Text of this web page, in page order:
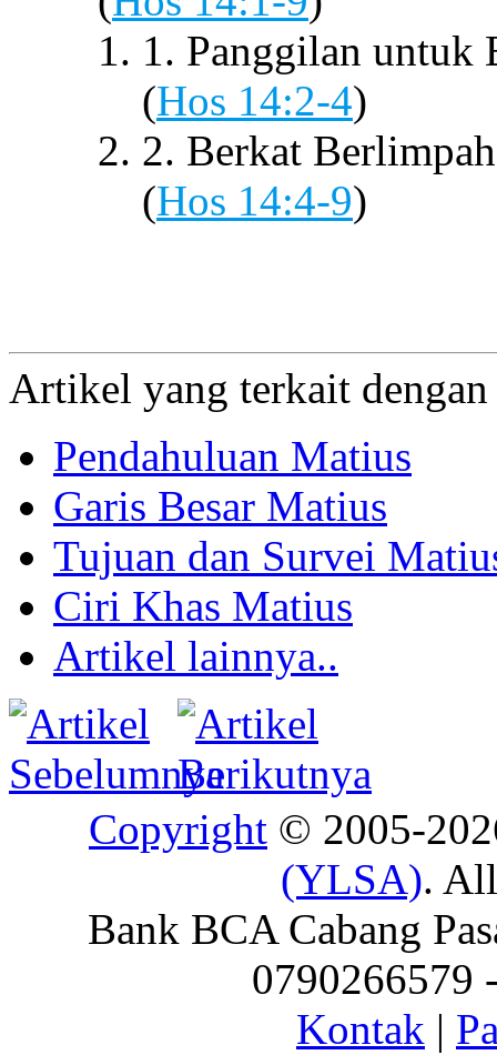
1. Panggilan untuk
(Hos 14:2-4)
2. Berkat
(Hos 14:4-9)
Artikel yang terkait
Pendahuluan Matius
Garis Besar Matius
Tujuan dan Survei
Ciri Khas Matius
Artikel lainnya..
Copyright © 2005-
(YLSA).
Bank BCA Cabang
0790266579
Kontak |